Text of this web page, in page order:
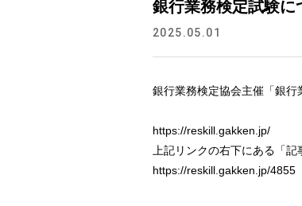
銀行業務検定試験に
2025.05.01
銀行業務検定協会主催「銀行
https://reskill.gakken.jp/
上記リンクの右下にある「
https://reskill.gakken.jp/4855